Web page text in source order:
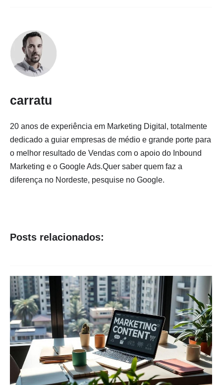
carratu
20 anos de experiência em Marketing Digital, totalmente
dedicado a guiar empresas de médio e grande porte para
o melhor resultado de Vendas com o apoio do Inbound
Marketing e o Google Ads.Quer saber quem faz a
diferença no Nordeste, pesquise no Google.
Posts relacionados: